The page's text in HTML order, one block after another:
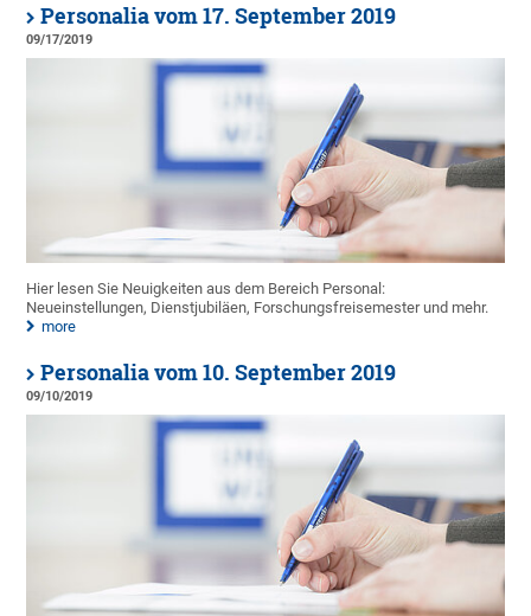
Personalia vom 17. September 2019
09/17/2019
Hier lesen Sie Neuigkeiten aus dem Bereich Personal:
Neueinstellungen, Dienstjubiläen, Forschungsfreisemester und mehr.
more
Personalia vom 10. September 2019
09/10/2019